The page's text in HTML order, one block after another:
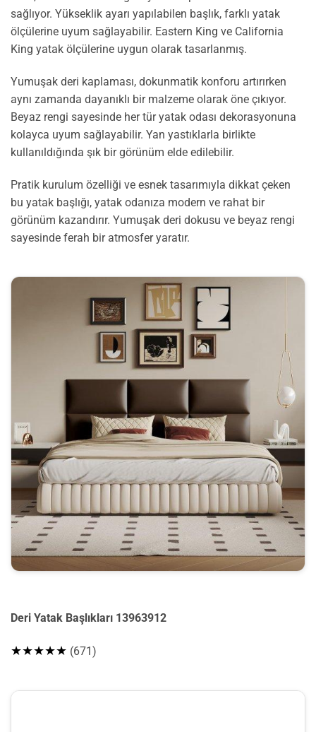
sağlıyor. Yükseklik ayarı yapılabilen başlık, farklı yatak
ölçülerine uyum sağlayabilir. Eastern King ve California
King yatak ölçülerine uygun olarak tasarlanmış.
Yumuşak deri kaplaması, dokunmatik konforu artırırken
aynı zamanda dayanıklı bir malzeme olarak öne çıkıyor.
Beyaz rengi sayesinde her tür yatak odası dekorasyonuna
kolayca uyum sağlayabilir. Yan yastıklarla birlikte
kullanıldığında şık bir görünüm elde edilebilir.
Pratik kurulum özelliği ve esnek tasarımıyla dikkat çeken
bu yatak başlığı, yatak odanıza modern ve rahat bir
görünüm kazandırır. Yumuşak deri dokusu ve beyaz rengi
sayesinde ferah bir atmosfer yaratır.
Deri Yatak Başlıkları 13963912
★★★★★ (671)